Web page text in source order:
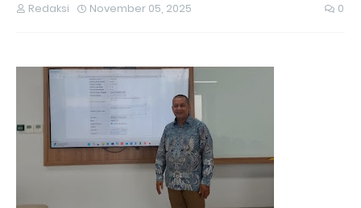
Redaksi November 05, 2025 0